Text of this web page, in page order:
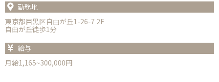
勤務地
東京都目黒区自由が丘1-26-7 2F
自由が丘徒歩1分
給与
月給1,165~300,000円